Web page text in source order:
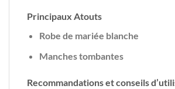
Principaux Atouts
Robe de mariée blanche
Manches tombantes
Recommandations et conseils